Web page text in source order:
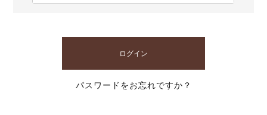
ログイン
パスワードをお忘れですか？